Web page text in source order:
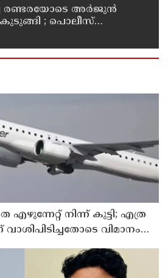
രണ്ടരയോടെ അര്‍ജുന്‍
; പൊലീസ്
എഴുന്നേറ്റ് നിന്ന് കുട്ടി; എത്ര
വാശിപിടിച്ചതോടെ വിമാനം